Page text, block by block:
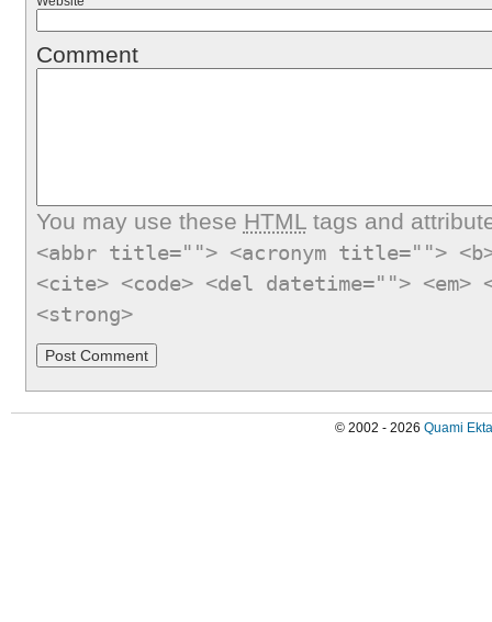
Comment
You may use these HTMLtags and
<abbr title=""> <acronym title="">
<cite> <code> <del datetime="">
<strong>
© 2002 - 2026 Quami